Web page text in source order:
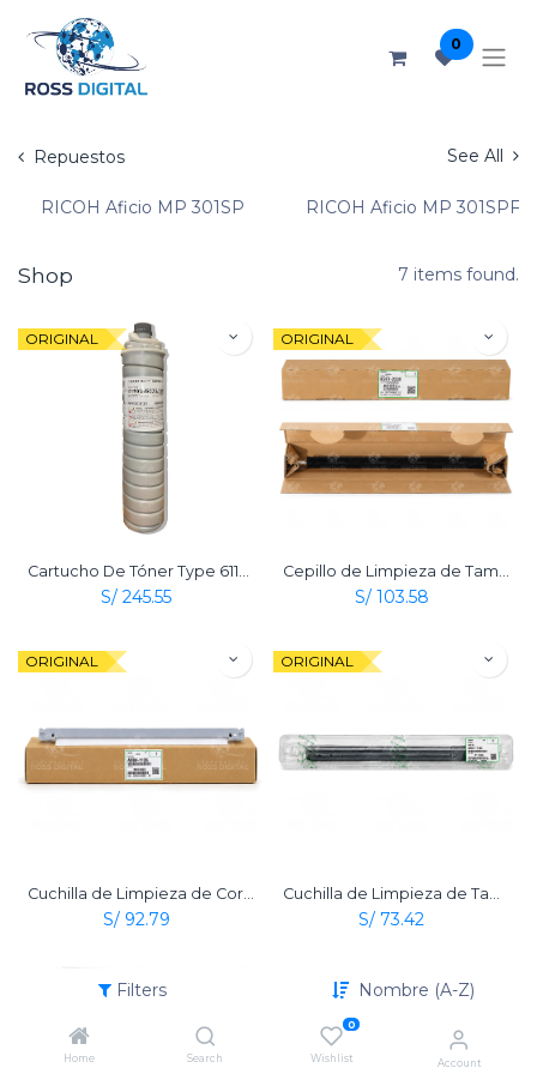
Filters Nombre (A-Z)
Home Search
0
Wishlist Account
0
Repuestos See All
RICOH Aficio MP 301SP RICOH Aficio MP 301SPF
Shop 7 items found.
ORIGINAL
S/ 245.55
ORIGINAL
S/ 103.58
ORIGINAL
S/ 92.79
ORIGINAL
S/ 73.42
ORIGINAL